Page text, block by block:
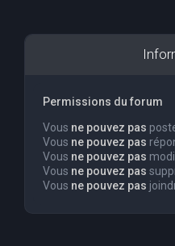
Permissions du forum
Vous ne pouvez pas
Vous ne pouvez pas
Vous ne pouvez pas
Vous ne pouvez pas
Vous ne pouvez pas